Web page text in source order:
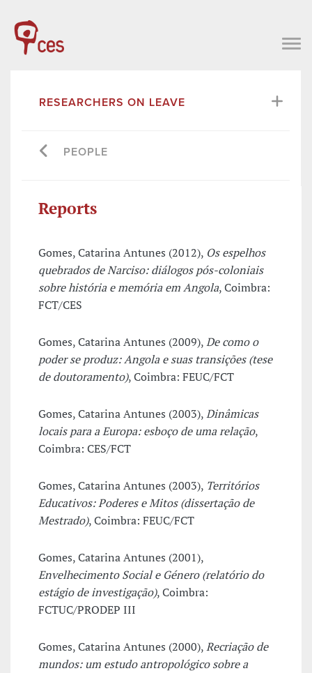
RESEARCHERS ON LEAVE
PEOPLE
Reports
Gomes, Catarina Antunes (2012), Os espelhos
quebrados de Narciso: diálogos pós-coloniais
sobre história e memória em Angola, Coimbra:
FCT/CES
Gomes, Catarina Antunes (2009),De como o
poder se produz: Angola e suas transições (tese
de doutoramento), Coimbra: FEUC/FCT
Gomes, Catarina Antunes (2003),Dinâmicas
locais para a Europa: esboço de uma relação,
Coimbra: CES/FCT
Gomes, Catarina Antunes (2003), Territórios
Educativos: Poderes e Mitos (dissertação de
Mestrado), Coimbra: FEUC/FCT
Gomes, Catarina Antunes (2001),
Envelhecimento Social e Género (relatório do
estágio de investigação), Coimbra:
FCTUC/PRODEP III
Gomes, Catarina Antunes (2000),Recriação de
mundos: um estudo antropológico sobre a